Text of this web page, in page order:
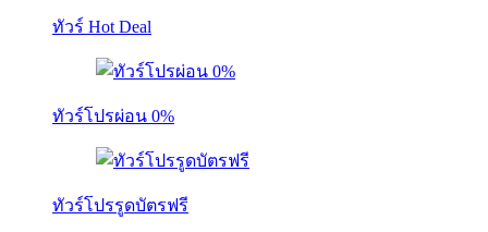
ทัวร์ Hot Deal
ทัวร์โปรผ่อน 0%
ทัวร์โปรรูดบัตรฟรี